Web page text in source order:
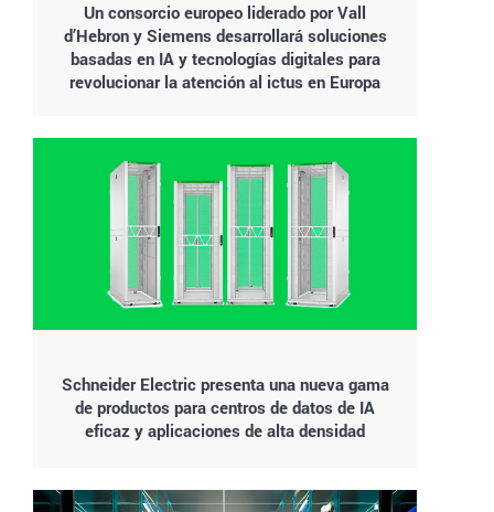
Un consorcio europeo liderado por Vall
d’Hebron y Siemens desarrollará soluciones
basadas en IA y tecnologías digitales para
revolucionar la atención al ictus en Europa
Schneider Electric presenta una nueva gama
de productos para centros de datos de IA
eficaz y aplicaciones de alta densidad